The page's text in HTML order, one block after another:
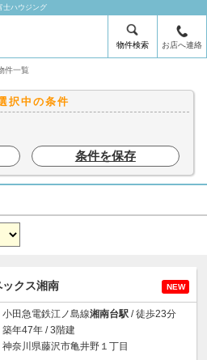
士ハウジング
物件検索 お店へ連絡
件一覧
択中の条件
条件を保存
ックス湘南 NEW
小田急電鉄江ノ島線湘南台駅 / 徒歩23分
築年47年 / 3階建
神奈川県藤沢市亀井野１丁目